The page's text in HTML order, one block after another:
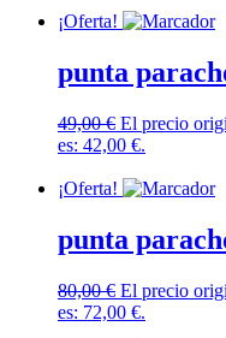
¡Oferta!
punta
49,00€ El precio
es: 42,00 €.
¡Oferta!
punta
80,00€ El precio
es: 72,00 €.